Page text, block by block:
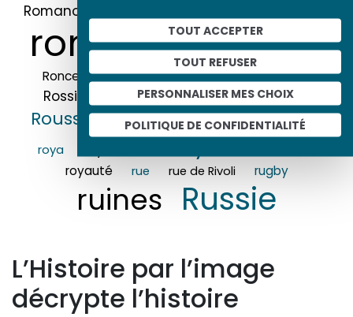
TOUT ACCEPTER
TOUT REFUSER
PERSONNALISER MES CHOIX
POLITIQUE DE CONFIDENTIALITÉ
Romanov (dynastie des)
romantisme Rome
Roncevaux
Roosevelt (Franklin Delano)
Rossini (Gioacchino)
Roubaix Rouen
Rousseau (Jean-Jacques) route
roya Royaume-Uni
royauté rue rue de Rivoli rugby
ruines Russie
L’Histoire par l’image
décrypte l’histoire